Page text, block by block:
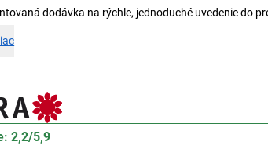
dodávka na rýchle, jednoduché uvedenie do
2,2/5,9